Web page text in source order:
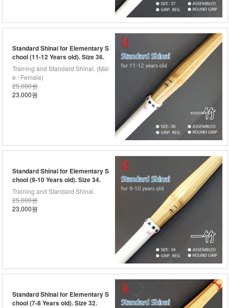
Standard Shinai for Elementary S
chool (11-12 Years old). Size 36.
Training and Standard Shinai. (Mal
e / Female)
25,000원
23,000원
Standard Shinai for Elementary S
chool (9-10 Years old). Size 34.
Training and Standard Shinai.
25,000원
23,000원
Standard Shinai for Elementary S
chool (7-8 Years old). Size 32.